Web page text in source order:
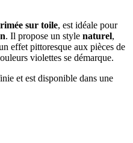
sur toile, est idéale pour
. Il propose un style naturel,
effet pittoresque aux pièces de
violettes se démarque.
et est disponible dans une